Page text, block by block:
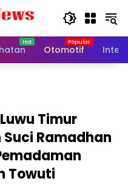
Otomotif
Timur
Ramadhan
Towuti